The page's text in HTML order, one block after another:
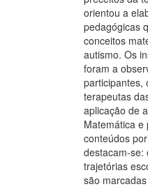
orientou a
pedagógicas
conceitos
autismo. Os
foram a
participantes,
terapeutas
aplicação de
Matemática e
conteúdos
destacam-se:
trajetórias
são